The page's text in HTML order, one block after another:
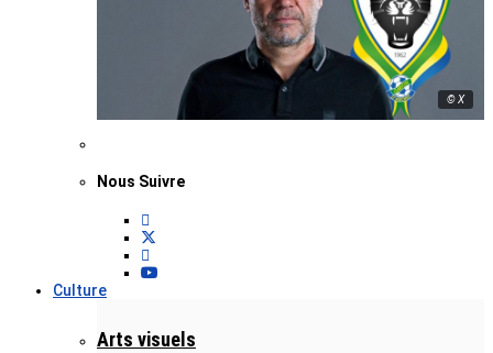
© X
Nous Suivre
Culture
Arts visuels